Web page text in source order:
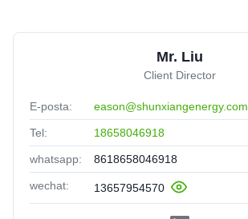
Mr. Liu
Client Director
E-posta: eason@shunxiangenergy.com
Tel: 18658046918
whatsapp: 8618658046918
wechat: 13657954570